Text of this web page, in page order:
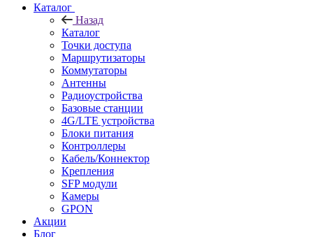
Каталог
Назад
Каталог
Точки доступа
Маршрутизаторы
Коммутаторы
Антенны
Радиоустройства
Базовые станции
4G/LTE устройства
Блоки питания
Контроллеры
Кабель/Коннектор
Крепления
SFP модули
Камеры
GPON
Акции
Блог